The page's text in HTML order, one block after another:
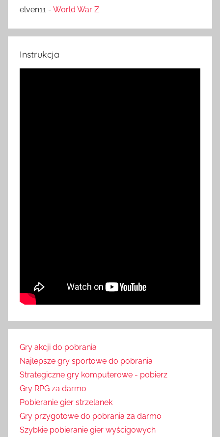
elven11 - World War Z
Instrukcja
Gry akcji do pobrania
Najlepsze gry sportowe do pobrania
Strategiczne gry komputerowe - pobierz
Gry RPG za darmo
Pobieranie gier strzelanek
Gry przygotowe do pobrania za darmo
Szybkie pobieranie gier wyścigowych